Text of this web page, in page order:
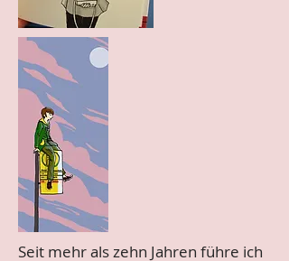
Seit mehr als zehn Jahren führe ich